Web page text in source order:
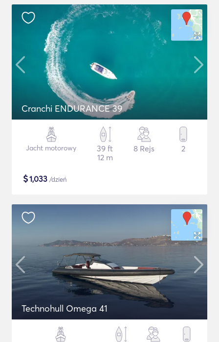
Cranchi ENDURANCE 39
Jacht motorowy
39 ft
12 m
8 Rejs 2
$1,033 /dzień
Technohull Omega 41